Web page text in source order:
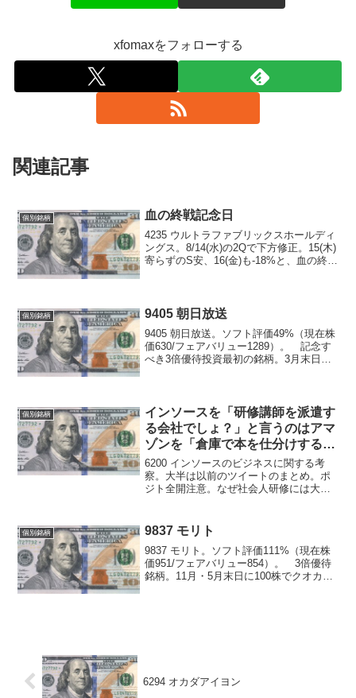
xfomaxをフォローする
関連記事
個別銘柄 血の終戦記念日
4235 ウルトラファブリックスホールディ
ングス。8/14(水)の2Qで下方修正。15(木)
寄らずのS安、16(金)も-18%と、血の終戦
個別銘柄 9405 朝日放送
9405 朝日放送。ソフト評価49%（現在株
価630/フェアバリュー1289）。 記念す
べき3倍優待投資最初の銘柄。3月末日・9
個別銘柄
インソースを「研修講師を派遣す
る会社でしょ？」と言うのはアマ
ゾンを「倉庫で本を仕分けする会
社でしょ？」と言うようなもの
6200 インソースのビジネスに関する考
察。大半は以前のツイートのまとめ。ポ
ジト全開注意。なぜ社会人研修には大企
調査とマーケティングの矢野経済研究
所 企業研修の...
個別銘柄 9837 モリト
9837 モリト。ソフト評価111%（現在株
価951/フェアバリュー854）。 3倍優待
銘柄。11月・5月末日に100株でクオカー
6294 オカダアイヨン